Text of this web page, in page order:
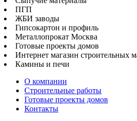
ПГП
ЖБИ заводы
Гипсокартон и профиль
Металлопрокат Москва
Готовые проекты домов
Интернет магазин строительных
Камины и печи
О компании
Строительные работы
Готовые проекты домов
Контакты